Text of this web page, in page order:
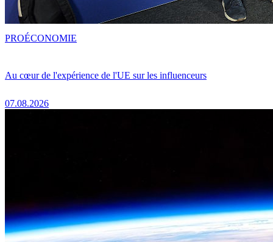
Au cœur de l'expérience de l'UE sur les influenceurs
07.08.2026
PROÉCONOMIE